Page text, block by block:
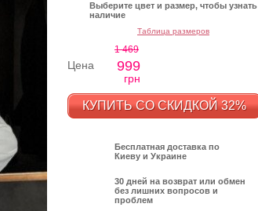
Выберите цвет и размер, чтобы узнать
наличие
Таблица размеров
Цена
1 469
999
грн
КУПИТЬ СО СКИДКОЙ 32%
Бесплатная доставка по
Киеву и Украине
30 дней на возврат или обмен
без лишних вопросов и
проблем